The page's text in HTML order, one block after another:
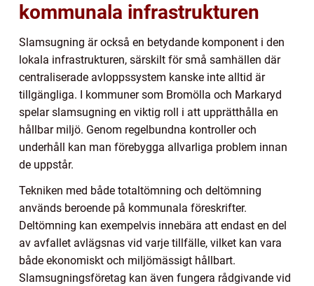
kommunala infrastrukturen
Slamsugning är också en betydande komponent i den
lokala infrastrukturen, särskilt för små samhällen där
centraliserade avloppssystem kanske inte alltid är
tillgängliga. I kommuner som Bromölla och Markaryd
spelar slamsugning en viktig roll i att upprätthålla en
hållbar miljö. Genom regelbundna kontroller och
underhåll kan man förebygga allvarliga problem innan
de uppstår.
Tekniken med både totaltömning och deltömning
används beroende på kommunala föreskrifter.
Deltömning kan exempelvis innebära att endast en del
av avfallet avlägsnas vid varje tillfälle, vilket kan vara
både ekonomiskt och miljömässigt hållbart.
Slamsugningsföretag kan även fungera rådgivande vid